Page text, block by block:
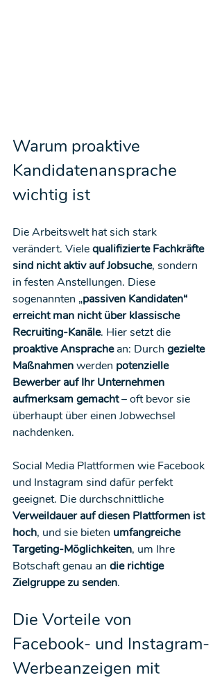
Warum proaktive
Kandidatenansprache
wichtig ist
Die Arbeitswelt hat sich stark
verändert. Viele qualifizierte Fachkräfte
sind nicht aktiv auf Jobsuche, sondern
in festen Anstellungen. Diese
sogenannten „passiven Kandidaten“
erreicht man nicht über klassische
Recruiting-Kanäle. Hier setzt die
proaktive Ansprache an: Durch gezielte
Maßnahmen werden potenzielle
Bewerber auf Ihr Unternehmen
aufmerksam gemacht – oft bevor sie
überhaupt über einen Jobwechsel
nachdenken.
Social Media Plattformen wie Facebook
und Instagram sind dafür perfekt
geeignet. Die durchschnittliche
Verweildauer auf diesen Plattformen ist
hoch, und sie bieten umfangreiche
Targeting-Möglichkeiten, um Ihre
Botschaft genau an die richtige
Zielgruppe zu senden.
Die Vorteile von
Facebook- und Instagram-
Werbeanzeigen mit